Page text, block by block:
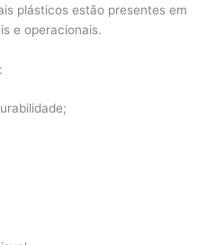
plásticos estão presentes em
e operacionais.